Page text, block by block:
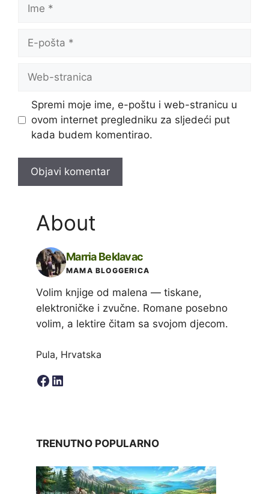
pošta
stranica
Spremi moje ime, e-poštu i web-stranicu u
ovom internet pregledniku za sljedeći put
kada budem komentirao.
About
Marria Beklavac
MAMA BLOGGERICA
Volim knjige od malena — tiskane,
elektroničke i zvučne. Romane posebno
volim, a lektire čitam sa svojom djecom.
Pula, Hrvatska
Facebook
LinkedIn
TRENUTNO POPULARNO